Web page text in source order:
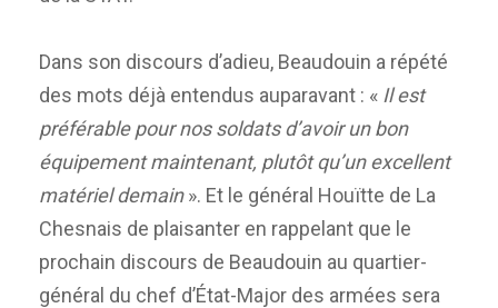
Dans son discours d’adieu, Beaudouin a répété
des mots déjà entendus auparavant : « Il est
préférable pour nos soldats d’avoir un bon
équipement maintenant, plutôt qu’un excellent
matériel demain». Et le général Houïtte de La
Chesnais de plaisanter en rappelant que le
prochain discours de Beaudouin au quartier-
général du chef d’État-Major des armées sera